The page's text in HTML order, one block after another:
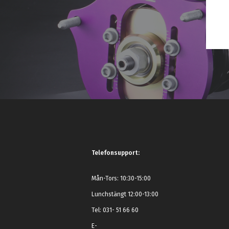
Telefonsupport:
Mån-Tors: 10:30-15:00
Lunchstängt 12:00-13:00
Tel: 031- 51 66 60
E-